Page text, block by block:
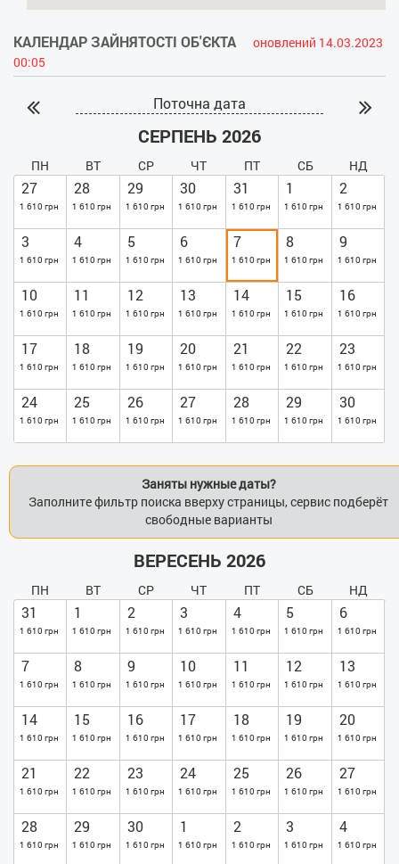
КАЛЕНДАР ЗАЙНЯТОСТІ ОБ'ЄКТА
оновлений 14.03.2023
00:05
Поточна дата
СЕРПЕНЬ 2026
ПН ВТ СР ЧТ ПТ СБ НД
27
1 610 грн
28
1 610 грн
29
1 610 грн
30
1 610 грн
31
1 610 грн
1
1 610 грн
2
1 610 грн
3
1 610 грн
4
1 610 грн
5
1 610 грн
6
1 610 грн
7
1 610 грн
8
1 610 грн
9
1 610 грн
10
1 610 грн
11
1 610 грн
12
1 610 грн
13
1 610 грн
14
1 610 грн
15
1 610 грн
16
1 610 грн
17
1 610 грн
18
1 610 грн
19
1 610 грн
20
1 610 грн
21
1 610 грн
22
1 610 грн
23
1 610 грн
24
1 610 грн
25
1 610 грн
26
1 610 грн
27
1 610 грн
28
1 610 грн
29
1 610 грн
30
1 610 грн
Заняты нужные даты?
Заполните фильтр поиска вверху страницы, сервис подберёт
свободные варианты
ВЕРЕСЕНЬ 2026
ПН ВТ СР ЧТ ПТ СБ НД
31
1 610 грн
1
1 610 грн
2
1 610 грн
3
1 610 грн
4
1 610 грн
5
1 610 грн
6
1 610 грн
7
1 610 грн
8
1 610 грн
9
1 610 грн
10
1 610 грн
11
1 610 грн
12
1 610 грн
13
1 610 грн
14
1 610 грн
15
1 610 грн
16
1 610 грн
17
1 610 грн
18
1 610 грн
19
1 610 грн
20
1 610 грн
21
1 610 грн
22
1 610 грн
23
1 610 грн
24
1 610 грн
25
1 610 грн
26
1 610 грн
27
1 610 грн
28
1 610 грн
29
1 610 грн
30
1 610 грн
1
1 610 грн
2
1 610 грн
3
1 610 грн
4
1 610 грн